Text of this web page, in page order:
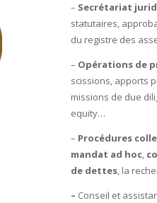
– Secrétariat
statutaires,
du registre des
– Opérations de
scissions, apports
missions de due
equity…
– Procédures
mandat ad hoc,
de dettes, la
– Conseil et